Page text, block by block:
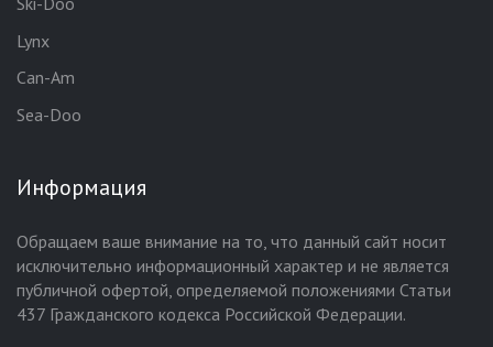
Lynx
Can-Am
Sea-Doo
Информация
Обращаем ваше внимание на то, что данный сайт носит
исключительно информационный характер и не является
публичной офертой, определяемой положениями Статьи
437 Гражданского кодекса Российской Федерации.